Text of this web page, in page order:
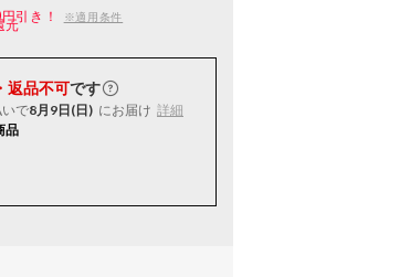
円引き！ ※適用条件
元
返品不可です
で8月9日(日) にお届け 詳細
品